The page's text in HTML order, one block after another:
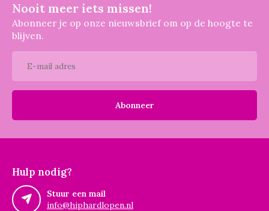
Nooit meer iets missen!
Abonneer je op onze nieuwsbrief om op de hoogte te
blijven.
Abonneer
Hulp nodig?
Stuur een mail
info@hiphardlopen.nl